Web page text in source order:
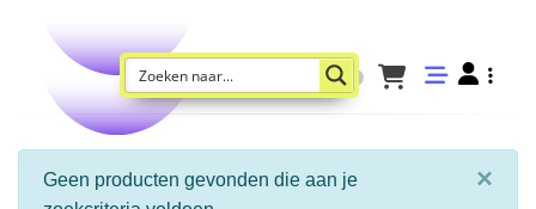
Geen producten gevonden die aan je
×